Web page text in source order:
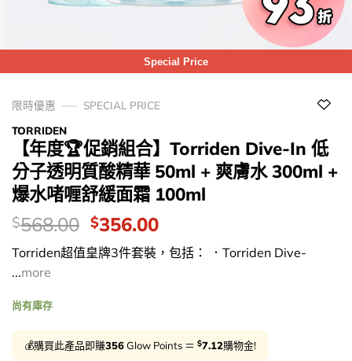
Special Price
限時優惠
SPECIAL PRICE
TORRIDEN
【年度🏆促銷組合】Torriden Dive-In 低
分子透明質酸精華 50ml + 爽膚水 300ml +
爆水啫喱舒緩面霜 100ml
價
錢：
$568.00 Original
price
was:
$356.00Current
price
is:
Torriden超值皇牌3件套裝，包括： ．Torriden Dive-
...more
尚有庫存
💰購買此產品即賺356Glow Points ＝ $7.12購物金!